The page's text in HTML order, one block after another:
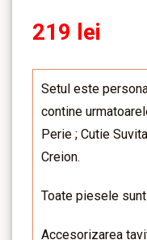
219 lei
Setul este
contine
Perie ; Cutie
Creion.
Toate piesele
Accesorizarea